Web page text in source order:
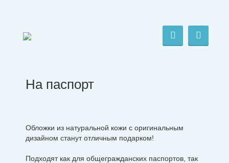
На паспорт
Обложки из натуральной кожи с оригинальным
дизайном станут отличным подарком!
Подходят как для общегражданских паспортов, так